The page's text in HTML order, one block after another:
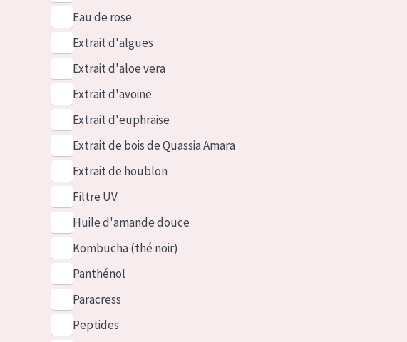
Eau de rose
Extrait d'algues
Extrait d'aloe vera
Extrait d'avoine
Extrait d'euphraise
Extrait de bois de Quassia Amara
Extrait de houblon
Filtre UV
Huile d'amande douce
Kombucha (thé noir)
Panthénol
Paracress
Peptides